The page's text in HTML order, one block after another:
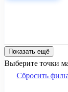
Показать ещё
Выберите точки
Сбросить